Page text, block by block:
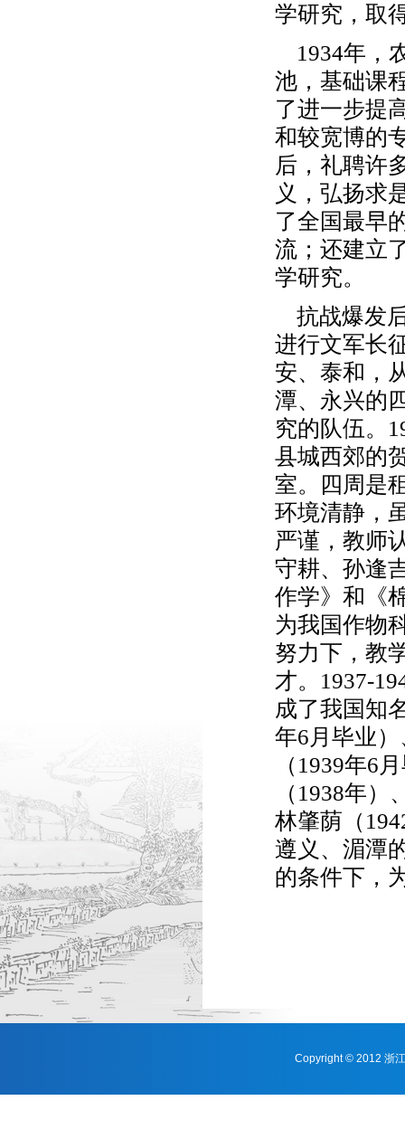
学研究，取
1934年，
池，基础课
了进一步提
和较宽博的
后，礼聘许
义，弘扬求
了全国最早
流；还建立
学研究。
抗战爆发
进行文军长
安、泰和，
潭、永兴的
究的队伍。
县城西郊的
室。四周是
环境清静，
严谨，教师
守耕、孙逢
作学》和《
为我国作物
努力下，教
才。1937-
成了我国知
年6月毕业
（1939年6
（1938年
林肇荫（
遵义、湄潭
的条件下，
Copyright © 2012 浙